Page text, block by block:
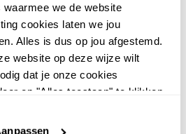
we de website
cookies laten we jou
Alles is dus op jou afgestemd.
website op deze wijze wilt
dat je onze cookies
op "Alles toestaan" te klikken.